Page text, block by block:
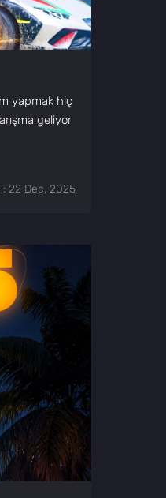
yapmak hiç
geliyor
22 Dec, 2025